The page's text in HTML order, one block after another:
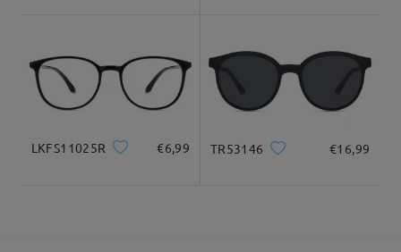
Domanda:
Si possono acquistare le montature senza fare i vetri?
da Tiziana su Mar 5 , 2025
Firmoo'sreply
LKFS11025R €6,99 TR53146 €16,99